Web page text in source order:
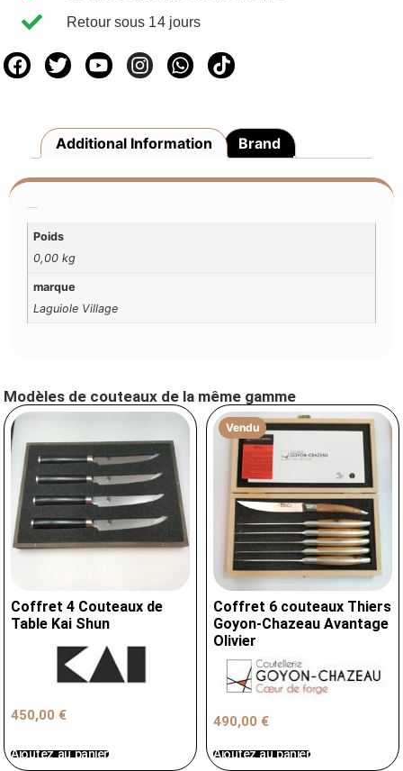
Retour sous 14 jours
Additional Information Brand
Poids
0,00 kg
marque
Laguiole Village
Modèles de couteaux de la même gamme
Coffret 4 Couteaux de
Table Kai Shun
450,00 €
Ajoutez au panier
Vendu
Coffret 6 couteaux Thiers
Goyon-Chazeau Avantage
Olivier
490,00 €
Ajoutez au panier